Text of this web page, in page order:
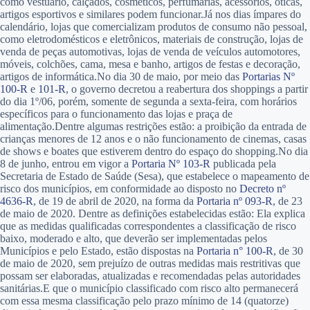
artigos esportivos e similares podem funcionar.Já nos dias ímpares do
calendário, lojas que comercializam produtos de consumo não pessoal,
como eletrodomésticos e eletrônicos, materiais de construção, lojas de
venda de peças automotivas, lojas de venda de veículos automotores,
móveis, colchões, cama, mesa e banho, artigos de festas e decoração,
artigos de informática.No dia 30 de maio, por meio das Portarias Nº
100-R e 101-R, o governo decretou a reabertura dos shoppings a partir
do dia 1º/06, porém, somente de segunda a sexta-feira, com horários
específicos para o funcionamento das lojas e praça de
alimentação.Dentre algumas restrições estão: a proibição da entrada de
crianças menores de 12 anos e o não funcionamento de cinemas, casas
de shows e boates que estiverem dentro do espaço do shopping.No dia
8 de junho, entrou em vigor a Portaria Nº 103-R publicada pela
Secretaria de Estado de Saúde (Sesa), que estabelece o mapeamento de
risco dos municípios, em conformidade ao disposto no Decreto nº
4636-R, de 19 de abril de 2020, na forma da Portaria nº 093-R, de 23
de maio de 2020. Dentre as definições estabelecidas estão: Ela explica
que as medidas qualificadas correspondentes a classificação de risco
baixo, moderado e alto, que deverão ser implementadas pelos
Municípios e pelo Estado, estão dispostas na Portaria n° 100-R, de 30
de maio de 2020, sem prejuízo de outras medidas mais restritivas que
possam ser elaboradas, atualizadas e recomendadas pelas autoridades
sanitárias.E que o município classificado com risco alto permanecerá
com essa mesma classificação pelo prazo mínimo de 14 (quatorze)